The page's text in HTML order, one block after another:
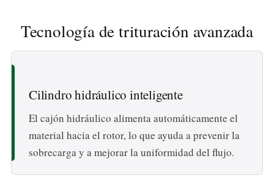
Tecnología de trituración avanzada
Cilindro hidráulico inteligente
El cajón hidráulico alimenta automáticamente el
material hacia el rotor, lo que ayuda a prevenir la
sobrecarga y a mejorar la uniformidad del flujo.